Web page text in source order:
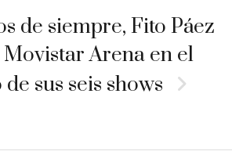
de siempre, Fito Páez
Arena en el
sus seis shows